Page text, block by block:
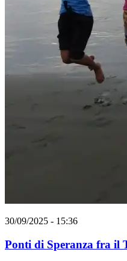
30/09/2025 - 15:36
Ponti di Speranza fra il